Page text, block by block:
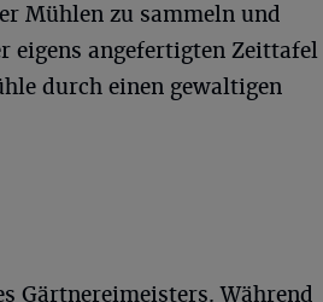
Mühlen zu sammeln und
eigens angefertigten Zeittafel
durch einen gewaltigen
Gärtnereimeisters. Während